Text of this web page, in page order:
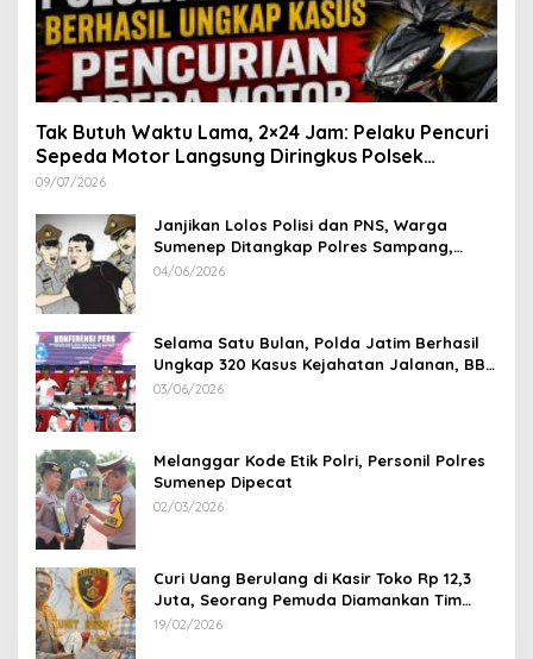
Tak Butuh Waktu Lama, 2×24 Jam: Pelaku Pencuri
Sepeda Motor Langsung Diringkus Polsek
Lenteng di Wilayah Manding
09/07/2026
Janjikan Lolos Polisi dan PNS, Warga
Sumenep Ditangkap Polres Sampang,
Korban Rugi Rp 600 juta
04/06/2026
Selama Satu Bulan, Polda Jatim Berhasil
Ungkap 320 Kasus Kejahatan Jalanan, BB
100 Sepeda Motor dan 12 Mobil Diamankan
03/06/2026
Melanggar Kode Etik Polri, Personil Polres
Sumenep Dipecat
02/03/2026
Curi Uang Berulang di Kasir Toko Rp 12,3
Juta, Seorang Pemuda Diamankan Tim
Reskrim Polsek Lenteng Sumenep
19/02/2026